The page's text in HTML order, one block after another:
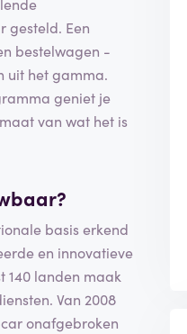
gesteld. Een
bestelwagen -
uit het gamma.
geniet je
van wat het is
basis erkend
en innovatieve
140 landen maak
Van 2008
onafgebroken